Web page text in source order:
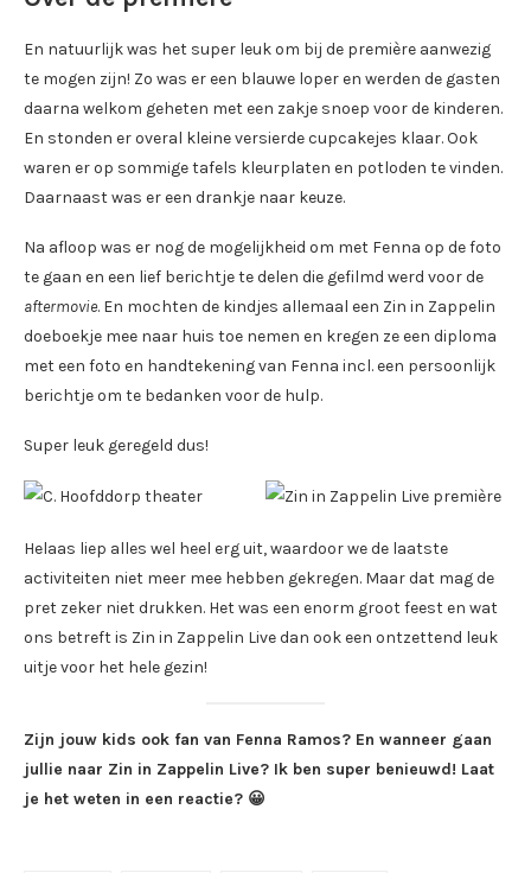
En natuurlijk was het super leuk om bij de première aanwezig
te mogen zijn! Zo was er een blauwe loper en werden de gasten
daarna welkom geheten met een zakje snoep voor de kinderen.
En stonden er overal kleine versierde cupcakejes klaar. Ook
waren er op sommige tafels kleurplaten en potloden te vinden.
Daarnaast was er een drankje naar keuze.
Na afloop was er nog de mogelijkheid om met Fenna op de foto
te gaan en een lief berichtje te delen die gefilmd werd voor de
aftermovie. En mochten de kindjes allemaal een Zin in Zappelin
doeboekje mee naar huis toe nemen en kregen ze een diploma
met een foto en handtekening van Fenna incl. een persoonlijk
berichtje om te bedanken voor de hulp.
Super leuk geregeld dus!
Helaas liep alles wel heel erg uit, waardoor we de laatste
activiteiten niet meer mee hebben gekregen. Maar dat mag de
pret zeker niet drukken. Het was een enorm groot feest en wat
ons betreft is Zin in Zappelin Live dan ook een ontzettend leuk
uitje voor het hele gezin!
Zijn jouw kids ook fan van Fenna Ramos? En wanneer gaan
jullie naar Zin in Zappelin Live? Ik ben super benieuwd! Laat
je het weten in een reactie? 😀